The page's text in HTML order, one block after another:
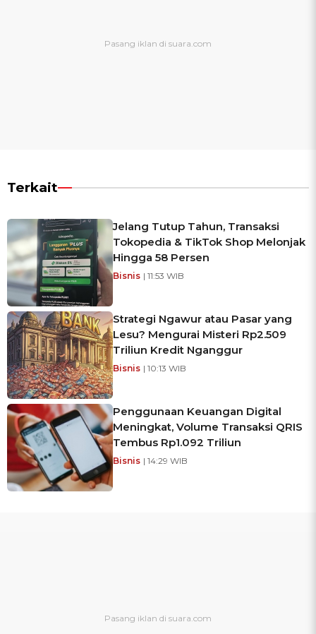
Terkait
Jelang Tutup Tahun, Transaksi
Tokopedia & TikTok Shop Melonjak
Hingga 58 Persen
Bisnis | 11:53 WIB
Strategi Ngawur atau Pasar yang
Lesu? Mengurai Misteri Rp2.509
Triliun Kredit Nganggur
Bisnis | 10:13 WIB
Penggunaan Keuangan Digital
Meningkat, Volume Transaksi QRIS
Tembus Rp1.092 Triliun
Bisnis | 14:29 WIB